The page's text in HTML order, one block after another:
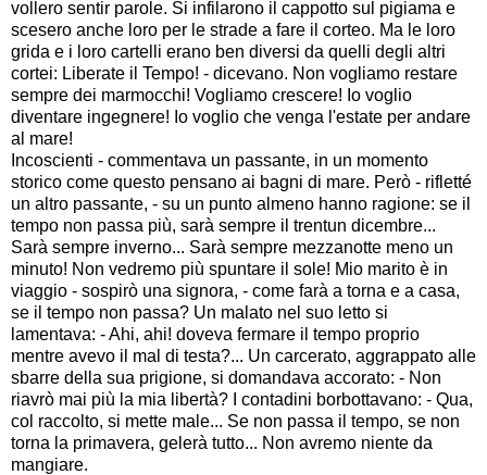
vollero sentir parole. Si infilarono il cappotto sul pigiama e
scesero anche loro per le strade a fare il corteo. Ma le loro
grida e i loro cartelli erano ben diversi da quelli degli altri
cortei: Liberate il Tempo! - dicevano. Non vogliamo restare
sempre dei marmocchi! Vogliamo crescere! Io voglio
diventare ingegnere! Io voglio che venga l'estate per andare
al mare!
Incoscienti - commentava un passante, in un momento
storico come questo pensano ai bagni di mare. Però - rifletté
un altro passante, - su un punto almeno hanno ragione: se il
tempo non passa più, sarà sempre il trentun dicembre...
Sarà sempre inverno... Sarà sempre mezzanotte meno un
minuto! Non vedremo più spuntare il sole! Mio marito è in
viaggio - sospirò una signora, - come farà a torna e a casa,
se il tempo non passa? Un malato nel suo letto si
lamentava: - Ahi, ahi! doveva fermare il tempo proprio
mentre avevo il mal di testa?... Un carcerato, aggrappato alle
sbarre della sua prigione, si domandava accorato: - Non
riavrò mai più la mia libertà? I contadini borbottavano: - Qua,
col raccolto, si mette male... Se non passa il tempo, se non
torna la primavera, gelerà tutto... Non avremo niente da
mangiare.